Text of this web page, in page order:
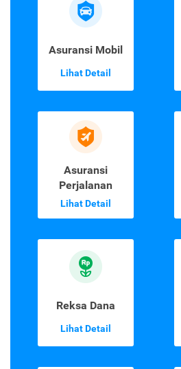
Asuransi Mobil
Lihat Detail
Asuransi
Perjalanan
Lihat Detail
Reksa Dana
Lihat Detail